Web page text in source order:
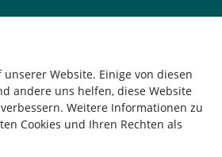
Website. Einige von diesen
andere uns helfen, diese Website
Weitere Informationen zu
Cookies und Ihren Rechten als